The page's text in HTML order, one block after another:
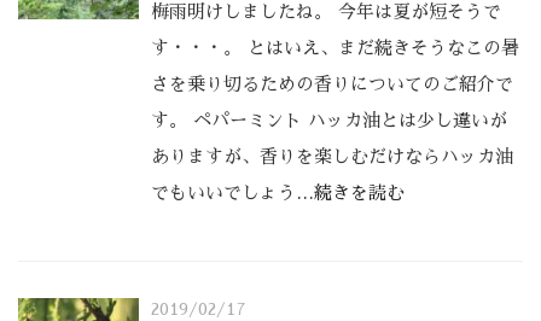
梅雨明けしましたね。 今年は夏が短そうで
す・・・。 とはいえ、まだ続きそうなこの暑
さを乗り切るための香りについてのご紹介で
す。 ペパーミント ハッカ油とは少し違いが
ありますが、香りを楽しむだけならハッカ油
でもいいでしょう
…続きを読む
2019/02/17